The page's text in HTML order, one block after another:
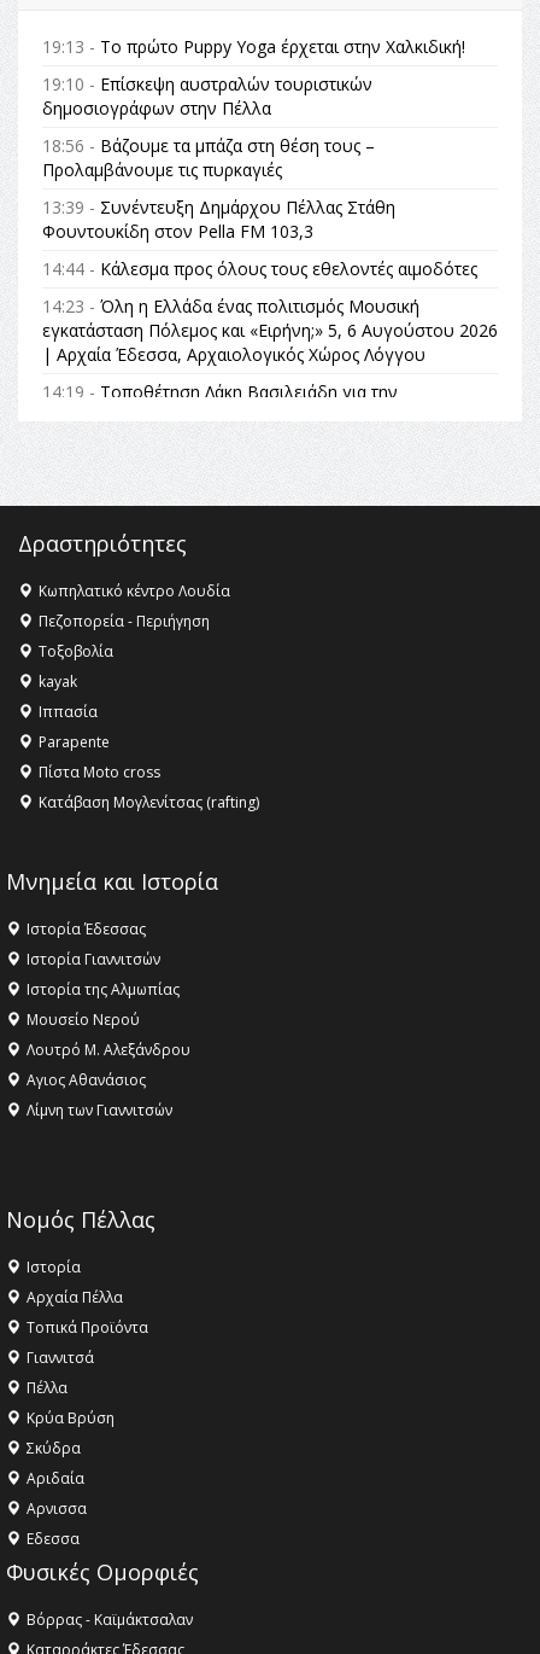
19:13 - Το πρώτο Puppy Yoga έρχεται στην Χαλκιδική!
19:10 - Επίσκεψη αυστραλών τουριστικών
δημοσιογράφων στην Πέλλα
18:56 - Βάζουμε τα μπάζα στη θέση τους –
Προλαμβάνουμε τις πυρκαγιές
13:39 - Συνέντευξη Δημάρχου Πέλλας Στάθη
Φουντουκίδη στον Pella FM 103,3
14:44 - Κάλεσμα προς όλους τους εθελοντές αιμοδότες
14:23 - Όλη η Ελλάδα ένας πολιτισμός Μουσική
εγκατάσταση Πόλεμος και «Ειρήνη;» 5, 6 Αυγούστου 2026
| Αρχαία Έδεσσα, Αρχαιολογικός Χώρος Λόγγου
14:19 - Τοποθέτηση Λάκη Βασιλειάδη για την
Αναθεώρηση του Συντάγματος: «Σε τέτοιες κορυφαίες
θεσμικές διαδικασίες υπάρχει μόνο η ευθύνη απέναντι
στις επόμενες γενιές»
16:35 -Το πρόγραμμα του ΠΑΟΚ στον δεύτερο γύρο του
16:27 - Όλυμπος: Εντάχθηκε στον Κατάλογο Παγκόσμιας
Κληρονομιάς της UNESCO – Ομόφωνη η απόφαση Ο
Όλυμπος αναγνωρίστηκε ως φυσικό και πολιτιστικό
αγαθό εξέχουσας οικουμενικής αξίας για την
ανθρωπότητα
16:18 -
ΣΤΗΝ ΕΔΕΣΣΑ
Δραστηριότητες
Κωπηλατικό κέντρο Λουδία
Πεζοπορεία - Περιήγηση
Τοξοβολία
kayak
Ιππασία
Parapente
Πίστα Moto cross
Κατάβαση Μογλενίτσας (rafting)
Μνημεία και Ιστορία
Ιστορία Έδεσσας
Ιστορία Γιαννιτσών
Ιστορία της Αλμωπίας
Μουσείο Νερού
Λουτρό Μ. Αλεξάνδρου
Αγιος Αθανάσιος
Λίμνη των Γιαννιτσών
Νομός Πέλλας
Ιστορία
Αρχαία Πέλλα
Τοπικά Προϊόντα
Γιαννιτσά
Πέλλα
Κρύα Βρύση
Σκύδρα
Αριδαία
Aρνισσα
Eδεσσα
Φυσικές Ομορφιές
Βόρρας - Καϊμάκτσαλαν